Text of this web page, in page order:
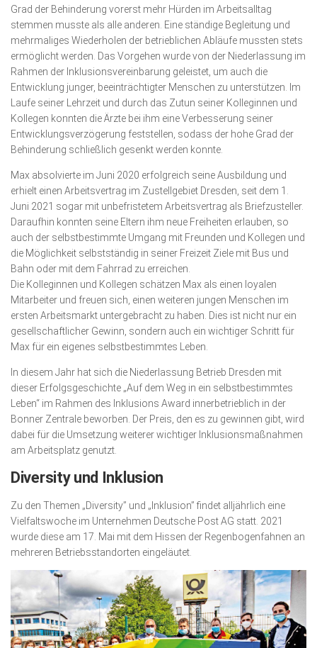
Grad der Behinderung vorerst mehr Hürden im Arbeitsalltag
stemmen musste als alle an­deren. Eine ständige Begleitung und
mehrmaliges Wieder­holen der betrieblichen Abläufe mussten stets
ermöglicht werden. Das Vorgehen wurde von der Niederlassung im
Rahmen der Inklusionsvereinbarung geleistet, um auch die
Entwick­lung junger, beeinträchtigter Menschen zu unterstützen. Im
Laufe seiner Lehrzeit und durch das Zutun seiner Kolleginnen und
Kollegen konnten die Ärzte bei ihm eine Verbesserung seiner
Entwicklungsverzögerung feststellen, sodass der hohe Grad der
Behinderung schließlich gesenkt werden konnte.
Max absolvierte im Juni 2020 erfolgreich seine Ausbildung und
erhielt einen Arbeitsvertrag im Zustellgebiet Dresden, seit dem 1.
Juni 2021 sogar mit unbefristetem Arbeitsvertrag als Briefzusteller.
Daraufhin konnten seine Eltern ihm neue Frei­heiten erlauben, so
auch der selbstbestimmte Umgang mit Freunden und Kollegen und
die Möglichkeit selbstständig in seiner Freizeit Ziele mit Bus und
Bahn oder mit dem Fahrrad zu erreichen.
Die Kolleginnen und Kollegen schätzen Max als einen loyalen
Mitarbeiter und freuen sich, einen weiteren jungen Menschen im
ersten Arbeitsmarkt untergebracht zu haben. Dies ist nicht nur ein
gesellschaftlicher Gewinn, sondern auch ein wichtiger Schritt für
Max für ein eigenes selbstbestimmtes Leben.
In diesem Jahr hat sich die Niederlassung Betrieb Dresden mit
dieser Erfolgsgeschichte „Auf dem Weg in ein selbstbestimmtes
Leben“ im Rahmen des Inklusions Award innerbetrieblich in der
Bonner Zentrale beworben. Der Preis, den es zu gewinnen gibt, wird
dabei für die Umsetzung weiterer wichtiger Inklusionsmaßnahmen
am Arbeitsplatz genutzt.
Diversity und Inklusion
Zu den Themen „Diversity” und „Inklusion” findet alljährlich eine
Vielfaltswoche im Unternehmen Deutsche Post AG statt. 2021
wurde diese am 17. Mai mit dem Hissen der Regen­bogenfahnen an
mehreren Betriebsstandorten eingeläutet.